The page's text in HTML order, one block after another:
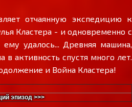
отчаянную экспедицию к
Кластера - и одновременно с
удалось... Древняя машина,
в активность спустя много лет.
и Война Кластера!
эпизод >>>